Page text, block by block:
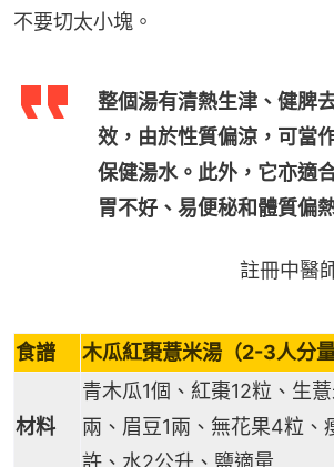
不要切太小塊。
整個湯有清熱生津、健脾
效，由於性質偏涼，可當
保健湯水。此外，它亦適
胃不好、易便秘和體質偏
註冊中醫
食譜 木瓜紅棗薏米湯（2-3人分量
材料
青木瓜1個、紅棗12粒、生
兩、眉豆1兩、無花果4粒、